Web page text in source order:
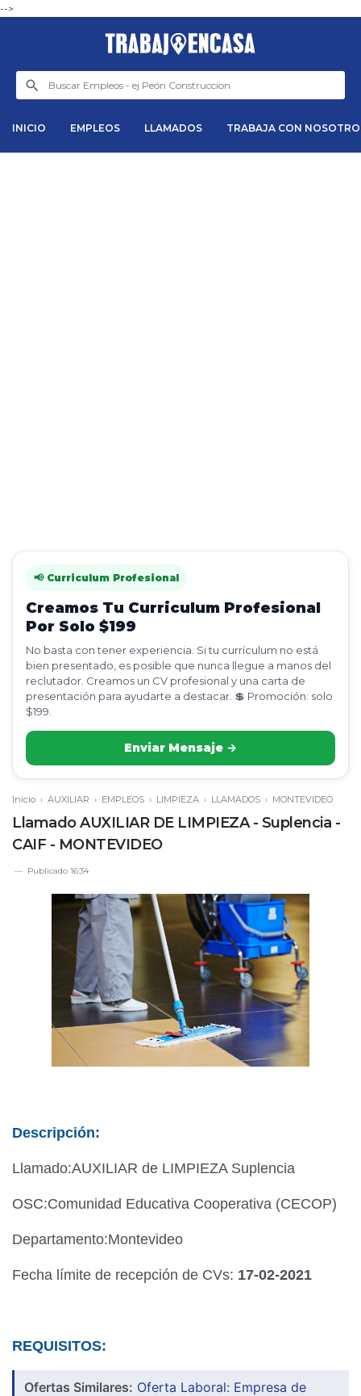
-->
INICIO EMPLEOS LLAMADOS TRABAJA CON
📢 Curriculum Profesional
Creamos Tu Curriculum Profesional
Por Solo $199
No basta con tener experiencia. Si tu currículum no está
bien presentado, es posible que nunca llegue a manos del
reclutador. Creamos un CV profesional y una carta de
presentación para ayudarte a destacar. 💲 Promoción: solo
$199.
Enviar Mensaje →
Inicio › AUXILIAR › EMPLEOS › LIMPIEZA › LLAMADOS › MONTEVIDEO
Llamado AUXILIAR DE LIMPIEZA - Suplencia -
CAIF - MONTEVIDEO
Publicado 16:34
Descripción:
Llamado:AUXILIAR de LIMPIEZA Suplencia
OSC:Comunidad Educativa Cooperativa (CECOP)
Departamento:Montevideo
Fecha límite de recepción de CVs: 17-02-2021
REQUISITOS:
Ofertas Similares: Oferta Laboral: Empresa de